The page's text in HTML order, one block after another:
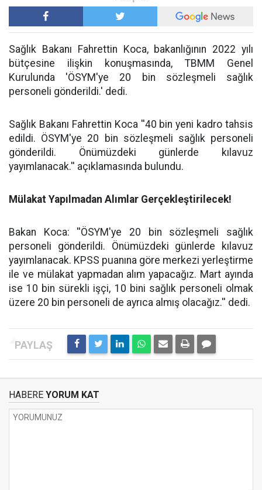
Sağlık Bakanı Fahrettin Koca, bakanlığının 2022 yılı
bütçesine ilişkin konuşmasında, TBMM Genel
Kurulunda 'ÖSYM'ye 20 bin sözleşmeli sağlık
personeli gönderildi.' dedi.
Sağlık Bakanı Fahrettin Koca ''40 bin yeni kadro tahsis
edildi. ÖSYM'ye 20 bin sözleşmeli sağlık personeli
gönderildi. Önümüzdeki günlerde kılavuz
yayımlanacak.'' açıklamasında bulundu.
Mülakat Yapılmadan Alımlar Gerçekleştirilecek!
Bakan Koca: ''ÖSYM'ye 20 bin sözleşmeli sağlık
personeli gönderildi. Önümüzdeki günlerde kılavuz
yayımlanacak. KPSS puanına göre merkezi yerleştirme
ile ve mülakat yapmadan alım yapacağız. Mart ayında
ise 10 bin sürekli işçi, 10 bini sağlık personeli olmak
üzere 20 bin personeli de ayrıca almış olacağız.'' dedi.
HABERE YORUM KAT